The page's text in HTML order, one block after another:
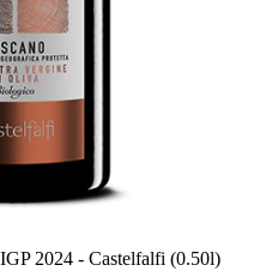
2024 - Castelfalfi (0.50l)